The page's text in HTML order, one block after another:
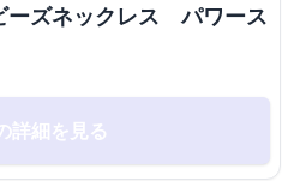
ーズネックレス パワース
詳細を見る